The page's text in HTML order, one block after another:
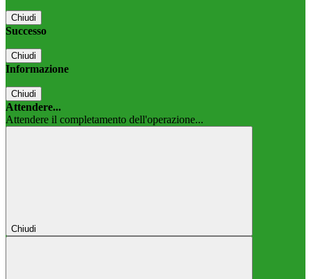
Chiudi
Successo
Chiudi
Informazione
Chiudi
Attendere...
Attendere il completamento dell'operazione...
Chiudi